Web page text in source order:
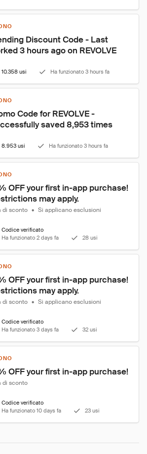
Discount Code - Last
3 hours ago on REVOLVE
10.358 usi Ha funzionato 3 hours fa
Code for REVOLVE -
saved 8,953 times
8.953 usi Ha funzionato 3 hours fa
OFF your first in-app purchase!
may apply.
di sconto • Si applicano esclusioni
Codice verificato
Ha funzionato 2 days fa
28 usi
OFF your first in-app purchase!
may apply.
di sconto • Si applicano esclusioni
Codice verificato
Ha funzionato 3 days fa
32 usi
OFF your first in-app purchase!
di sconto
Codice verificato
Ha funzionato 10 days fa
23 usi